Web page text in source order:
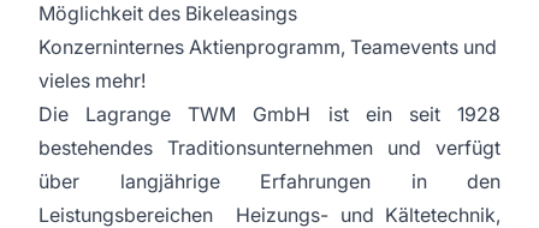
Möglichkeit des Bikeleasings
Konzerninternes Aktienprogramm, Teamevents und
vieles mehr!
Die Lagrange TWM GmbH ist ein seit 1928
bestehendes Traditionsunternehmen und verfügt
über langjährige Erfahrungen in den
Leistungsbereichen Heizungs- und Kältetechnik,